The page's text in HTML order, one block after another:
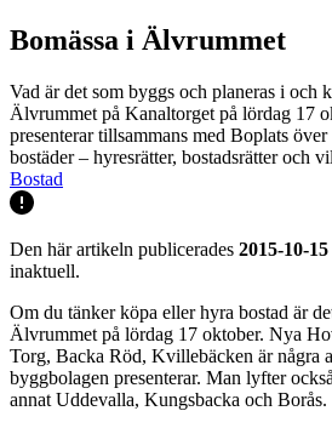
Bomässa i Älvrummet
Vad är det som byggs och planeras i och
Älvrummet på Kanaltorget på lördag 17
presenterar tillsammans med Boplats
bostäder – hyresrätter, bostadsrätter och
Bostad
Den här artikeln publicerades 2015-10-15
inaktuell.
Om du tänker köpa eller hyra bostad är
Älvrummet på lördag 17 oktober. Nya
Torg, Backa Röd, Kvillebäcken är några
byggbolagen presenterar. Man lyfter
annat Uddevalla, Kungsbacka och Borås.